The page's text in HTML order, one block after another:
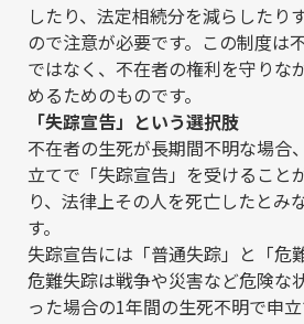
したり、法定相続分を減らしたり
ので注意が必要です。この制度は
ではなく、不在者の権利を守りな
めるためのものです。
「失踪宣告」という選択肢
不在者の生死が長期間不明な場合
立てで「失踪宣告」を受けること
り、法律上その人を死亡したとみ
す。
失踪宣告には「普通失踪」と「危
危難失踪は戦争や災害など危険な
った場合の1年間の生死不明で申